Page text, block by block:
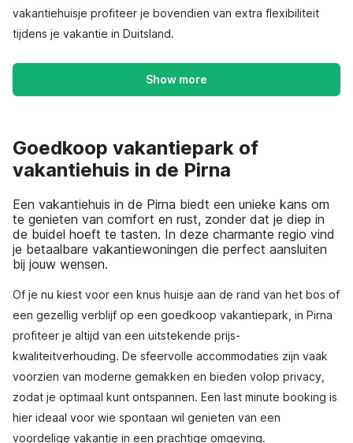
vakantiehuisje profiteer je bovendien van extra flexibiliteit
tijdens je vakantie in Duitsland.
Show more
Goedkoop vakantiepark of
vakantiehuis in de Pirna
Een vakantiehuis in de Pirna biedt een unieke kans om
te genieten van comfort en rust, zonder dat je diep in
de buidel hoeft te tasten. In deze charmante regio vind
je betaalbare vakantiewoningen die perfect aansluiten
bij jouw wensen.
Of je nu kiest voor een knus huisje aan de rand van het bos of
een gezellig verblijf op een goedkoop vakantiepark, in Pirna
profiteer je altijd van een uitstekende prijs-
kwaliteitverhouding. De sfeervolle accommodaties zijn vaak
voorzien van moderne gemakken en bieden volop privacy,
zodat je optimaal kunt ontspannen. Een last minute booking is
hier ideaal voor wie spontaan wil genieten van een
voordelige vakantie in een prachtige omgeving.